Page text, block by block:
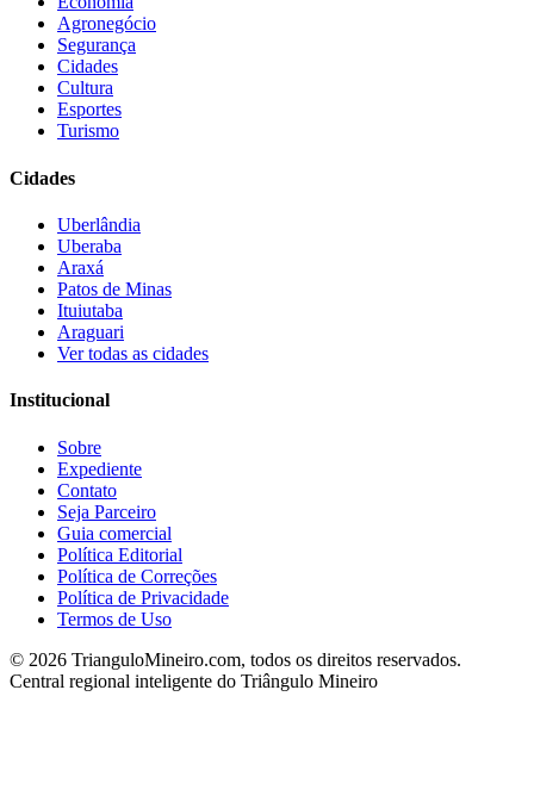
Agronegócio
Segurança
Cidades
Cultura
Esportes
Turismo
Cidades
Uberlândia
Uberaba
Araxá
Patos de Minas
Ituiutaba
Araguari
Ver todas as cidades
Institucional
Sobre
Expediente
Contato
Seja Parceiro
Guia comercial
Política Editorial
Política de Correções
Política de Privacidade
Termos de Uso
© 2026 TrianguloMineiro.com, todos os direitos reservados.
Central regional inteligente do Triângulo Mineiro